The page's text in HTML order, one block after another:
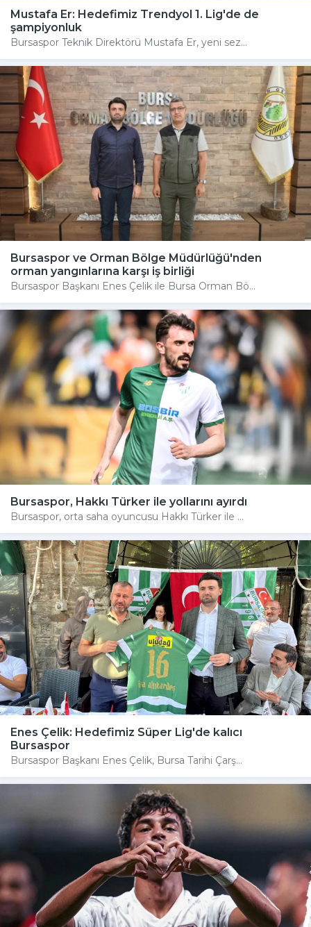
Mustafa Er: Hedefimiz Trendyol 1. Lig'de de
şampiyonluk
Bursaspor Teknik Direktörü Mustafa Er, yeni sez...
Bursaspor ve Orman Bölge Müdürlüğü'nden
orman yangınlarına karşı iş birliği
Bursaspor Başkanı Enes Çelik ile Bursa Orman Bö...
Bursaspor, Hakkı Türker ile yollarını ayırdı
Bursaspor, orta saha oyuncusu Hakkı Türker ile ...
Enes Çelik: Hedefimiz Süper Lig'de kalıcı
Bursaspor
Bursaspor Başkanı Enes Çelik, Bursa Tarihi Çarş...